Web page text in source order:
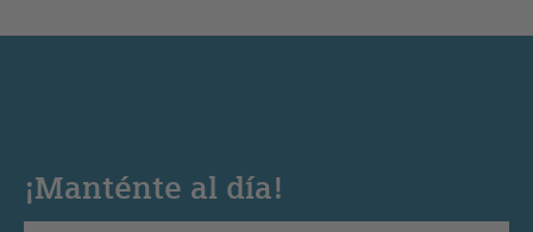
¡Manténte al día!